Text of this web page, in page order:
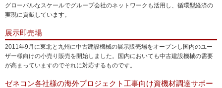
グローバルなスケールでグループ会社のネットワークも活用し、循環型経済の
実現に貢献しています。
展示即売場
2011年9月に東北と九州に中古建設機械の展示販売場をオープンし国内のユー
ザー様向けの小売り販売を開始しました。国内においても中古建設機械の需要
が高まっていますのでそれに対応するものです。
ゼネコン各社様の海外プロジェクト工事向け資機材調達サポー